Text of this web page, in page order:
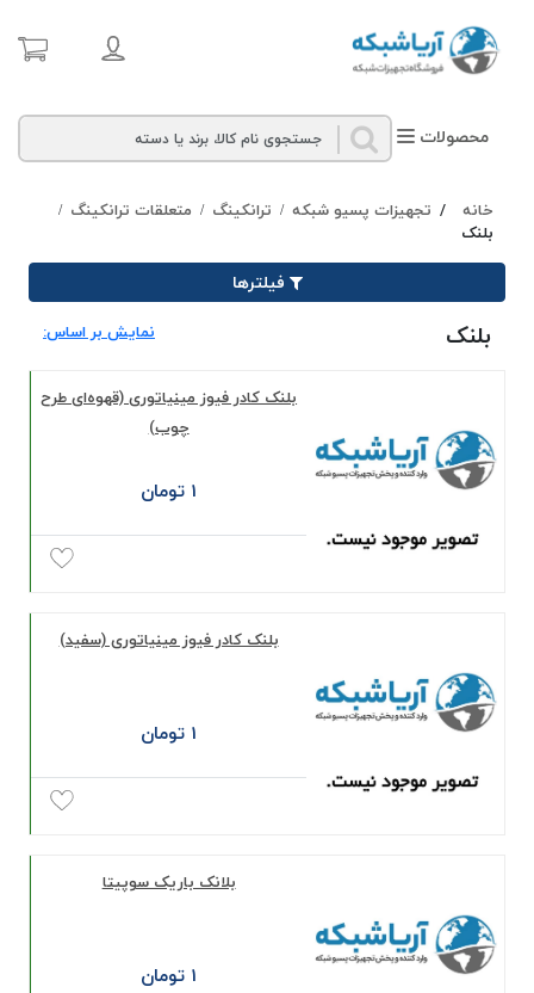
محصولات
خانه / تجهیزات پسیو شبکه / ترانکینگ / متعلقات ترانکینگ /
بلنک
فیلترها
بلنک نمایش بر اساس:
بلنک کادر فیوز مینیاتوری (قهوه‌ای طرح
چوب)
1 تومان
بلنک کادر فیوز مینیاتوری (سفید)
1 تومان
بلانک باریک سوپیتا
1 تومان